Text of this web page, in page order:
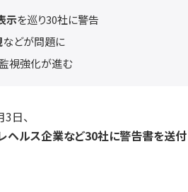
示を巡り30社に警告
などが問題に
視強化が進む
日、
ヘルス企業など30社に警告書を送